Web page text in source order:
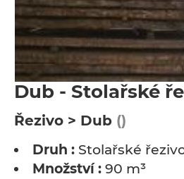
Dub - Stolařské
Řezivo > Dub ()
Druh : Stolařské
Množství : 90 m³